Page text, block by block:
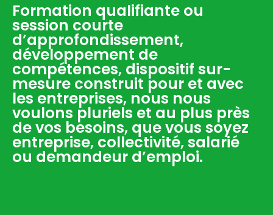
Formation qualifiante ou
session courte
d’approfondissement,
développement de
compétences, dispositif sur-
mesure construit pour et avec
les entreprises, nous nous
voulons pluriels et au plus près
de vos besoins, que vous soyez
entreprise, collectivité, salarié
ou demandeur d’emploi.